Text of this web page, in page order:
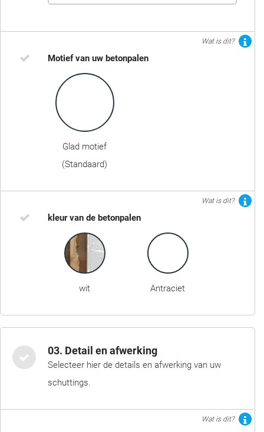
Wat is dit?
Motief van uw betonpalen
Glad motief
(Standaard)
Wat is dit?
kleur van de betonpalen
wit Antraciet
03. Detail en afwerking
Selecteer hier de details en afwerking van uw
schuttings.
Wat is dit?